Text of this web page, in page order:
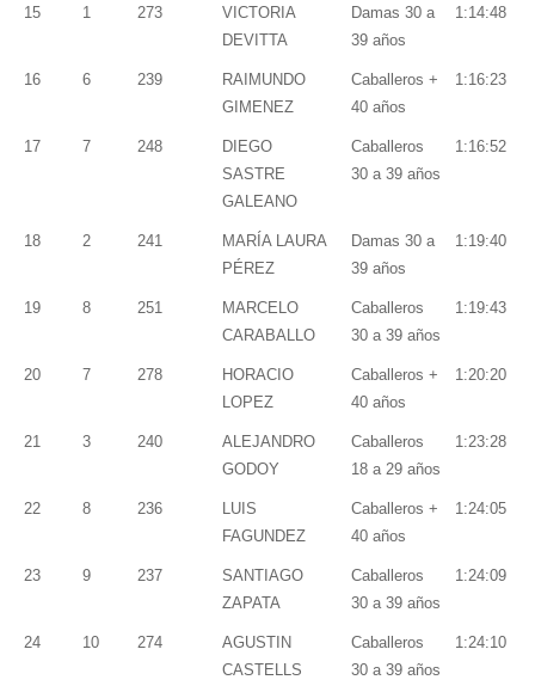
15 1 273
VICTORIA
DEVITTA
Damas 30 a
39 años
1:14:48
16 6 239
RAIMUNDO
GIMENEZ
Caballeros +
40 años
1:16:23
17 7 248
DIEGO
SASTRE
GALEANO
Caballeros
30 a 39 años
1:16:52
18 2 241
MARÍA LAURA
PÉREZ
Damas 30 a
39 años
1:19:40
19 8 251
MARCELO
CARABALLO
Caballeros
30 a 39 años
1:19:43
20 7 278
HORACIO
LOPEZ
Caballeros +
40 años
1:20:20
21 3 240
ALEJANDRO
GODOY
Caballeros
18 a 29 años
1:23:28
22 8 236
LUIS
FAGUNDEZ
Caballeros +
40 años
1:24:05
23 9 237
SANTIAGO
ZAPATA
Caballeros
30 a 39 años
1:24:09
24 10 274
AGUSTIN
CASTELLS
Caballeros
30 a 39 años
1:24:10